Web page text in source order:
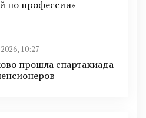
по профессии»
10:27
прошла спартакиада